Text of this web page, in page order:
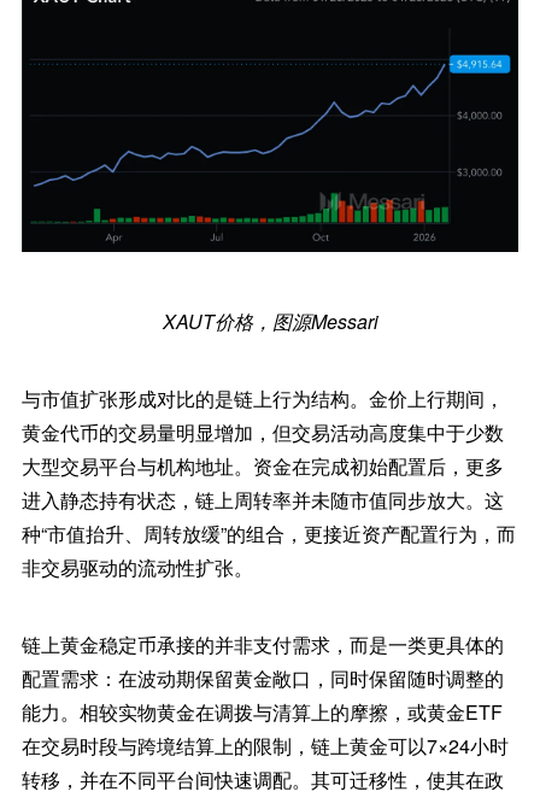
XAUT价格，图源Messari
与市值扩张形成对比的是链上行为结构。金价上行期间，
黄金代币的交易量明显增加，但交易活动高度集中于少数
大型交易平台与机构地址。资金在完成初始配置后，更多
进入静态持有状态，链上周转率并未随市值同步放大。这
种“市值抬升、周转放缓”的组合，更接近资产配置行为，而
非交易驱动的流动性扩张。
链上黄金稳定币承接的并非支付需求，而是一类更具体的
配置需求：在波动期保留黄金敞口，同时保留随时调整的
能力。相较实物黄金在调拨与清算上的摩擦，或黄金ETF
在交易时段与跨境结算上的限制，链上黄金可以7×24小时
转移，并在不同平台间快速调配。其可迁移性，使其在政